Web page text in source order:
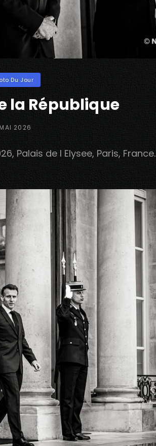
Du Jour
la République
2026
Palais de l Elysee, Paris, France.